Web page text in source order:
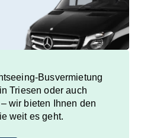
Busvermietung
Triesen oder auch
wir bieten Ihnen den
weit es geht.